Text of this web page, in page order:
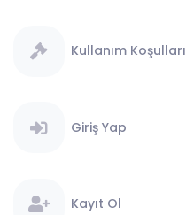
Kullanım Koşulları
Giriş Yap
Kayıt Ol